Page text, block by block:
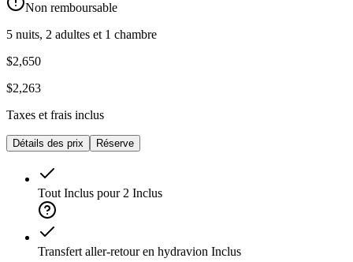
Non remboursable
5 nuits, 2 adultes et 1 chambre
$2,650
$2,263
Taxes et frais inclus
Détails des prix Réserve
Tout Inclus pour 2 Inclus
Transfert aller-retour en hydravion Inclus